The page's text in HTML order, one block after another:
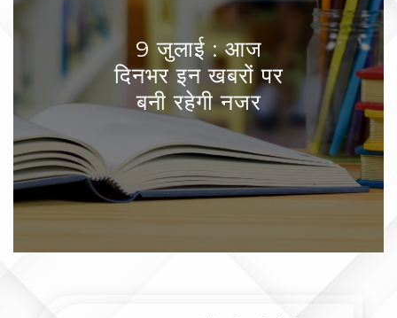
9 जुलाई : आज
दिनभर इन खबरों पर
बनी रहेगी नजर